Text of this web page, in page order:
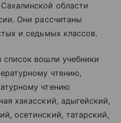
области
Они рассчитаны
и седьмых классов.
вошли учебники
чтению,
чтению
хакасский, адыгейский,
осетинский, татарский,